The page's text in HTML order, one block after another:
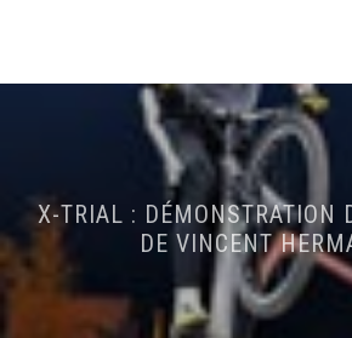
X-TRIAL : DÉMONSTRATION
DE VINCENT